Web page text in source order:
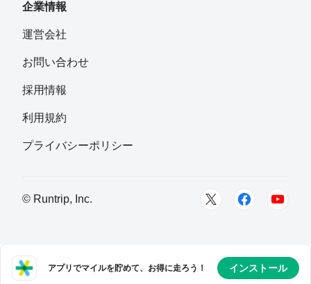
企業情報
運営会社
お問い合わせ
採用情報
利用規約
プライバシーポリシー
© Runtrip, Inc.
アプリでマイルを貯めて、お得に走ろう！ インストール